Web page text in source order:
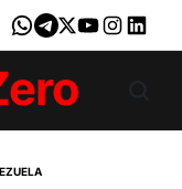
Whatsapp
Telegram
X YoutubeInstagram